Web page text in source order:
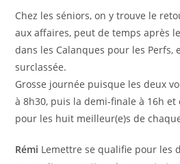
Chez les séniors, on y trouve le
aux affaires, peut de temps après
dans les Calanques pour les Perfs,
surclassée.
Grosse journée puisque les deux
à 8h30, puis la demi-finale à 16h
pour les huit meilleur(e)s de
Rémi Lemettre se qualifie pour les